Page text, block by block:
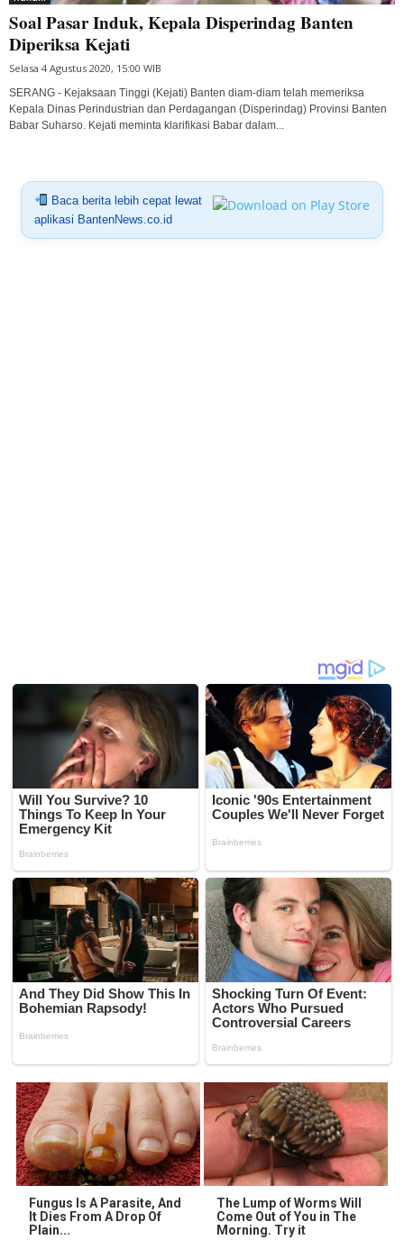
Soal Pasar Induk, Kepala Disperindag Banten
Diperiksa Kejati
Selasa 4 Agustus 2020, 15:00 WIB
SERANG - Kejaksaan Tinggi (Kejati) Banten diam-diam telah memeriksa
Kepala Dinas Perindustrian dan Perdagangan (Disperindag) Provinsi Banten
Babar Suharso. Kejati meminta klarifikasi Babar dalam...
Baca berita lebih cepat lewat
aplikasi BantenNews.co.id
Fungus Is A Parasite, And
It Dies From A Drop Of
Plain...
The Lump of Worms Will
Come Out of You in The
Morning. Try it